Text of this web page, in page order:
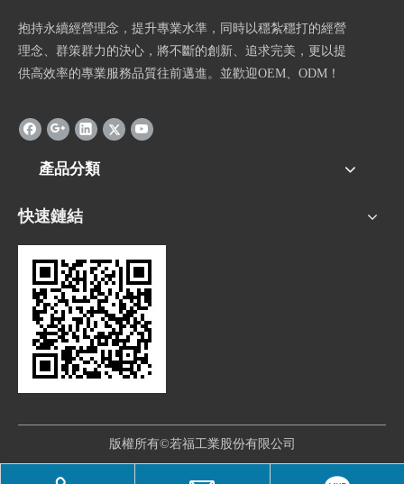
抱持永續經營理念，提升專業水準，同時以穩紮穩打的經營
理念、群策群力的決心，將不斷的創新、追求完美，更以提
供高效率的專業服務品質往前邁進。並歡迎OEM、ODM！
產品分類
快速鏈結
版權所有©若福工業股份有限公司